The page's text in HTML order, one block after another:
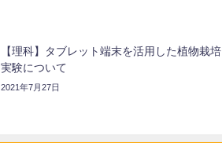
【理科】タブレット端末を活用した植物栽培
実験について
2021年7月27日